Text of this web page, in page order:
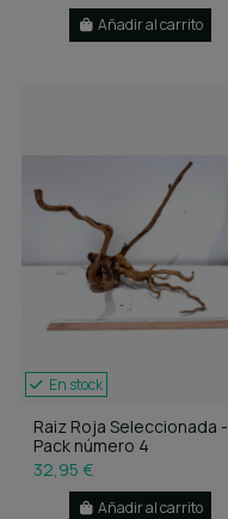
Añadir al carrito
En stock
Raiz Roja Seleccionada -
Pack número 4
32,95 €
Añadir al carrito